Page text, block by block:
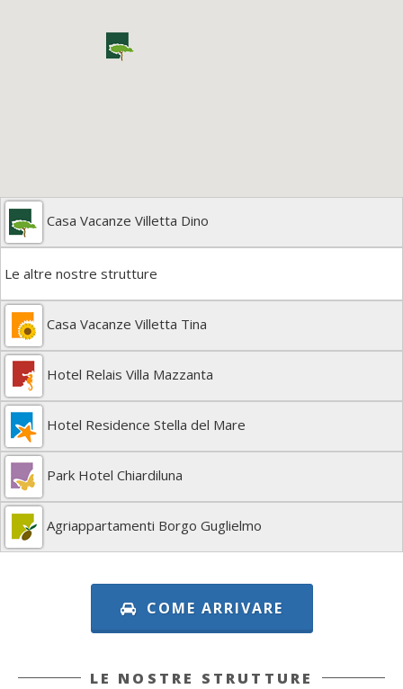
Casa Vacanze Villetta Dino
Le altre nostre strutture
Casa Vacanze Villetta Tina
Hotel Relais Villa Mazzanta
Hotel Residence Stella del Mare
Park Hotel Chiardiluna
Agriappartamenti Borgo Guglielmo
COME ARRIVARE
LE NOSTRE STRUTTURE